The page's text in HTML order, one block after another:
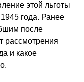
этой льготы
года. Ранее
после
рассмотрения
и какое